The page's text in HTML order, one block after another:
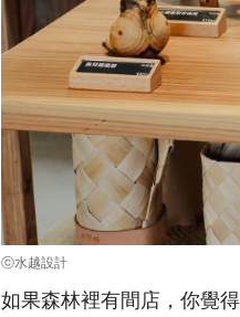
ⓒ水越設計
如果森林裡有間店，你覺